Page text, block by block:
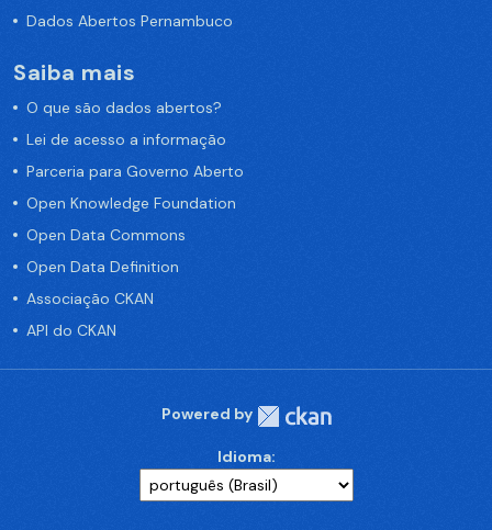
Dados Abertos Pernambuco
Saiba mais
O que são dados abertos?
Lei de acesso a informação
Parceria para Governo Aberto
Open Knowledge Foundation
Open Data Commons
Open Data Definition
Associação CKAN
API do CKAN
Powered by
Idioma